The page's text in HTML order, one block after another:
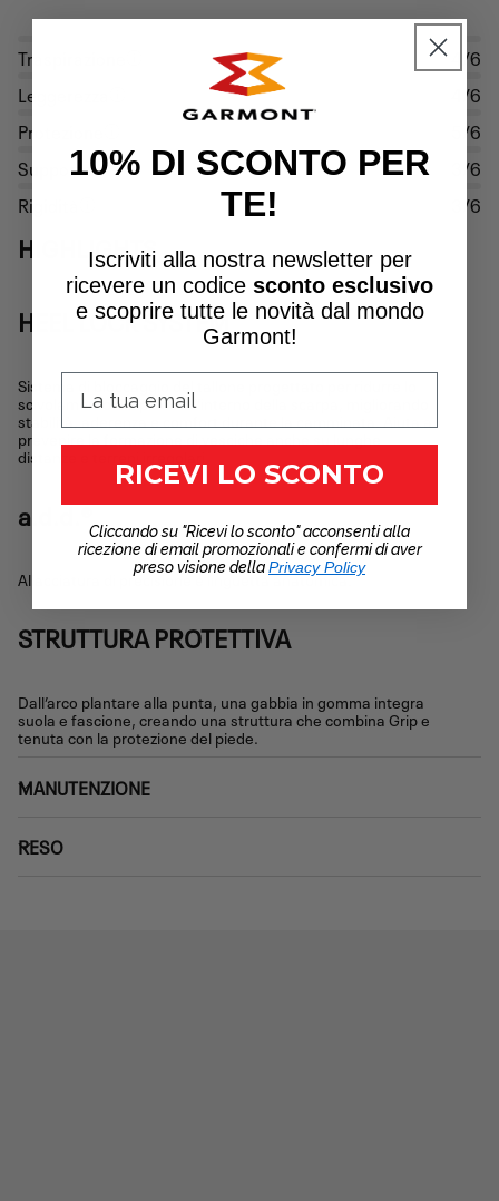
Traspirazione
4/6
Leggerezza
4/6
Protezione
5/6
Supporto
3/6
Rigidità
3/6
HIGHLIGHTS
HEEL LOCK SYSTEM
Sistema di bloccaggio del tallone progettato per ridurre lo
scivolamento del piede all’interno della scarpa, migliorando
stabilità, aderenza e comfort durante la camminata. Aiuta a
prevenire la formazione di vesciche anche su lunghe
distanze e terreni irregolari.
a.d.d.®
Allacciatura di precisione e linguetta anatomica.
STRUTTURA PROTETTIVA
Dall’arco plantare alla punta, una gabbia in gomma integra
suola e fascione, creando una struttura che combina Grip e
tenuta con la protezione del piede.
MANUTENZIONE
RESO
10% DI SCONTO PER
TE!
Iscriviti alla nostra newsletter per
ricevere un codice sconto esclusivo
e scoprire tutte le novità dal mondo
Garmont!
RICEVI LO SCONTO
Cliccando su "Ricevi lo sconto" acconsenti alla
ricezione di email promozionali e confermi di aver
preso visione dellaPrivacy Policy